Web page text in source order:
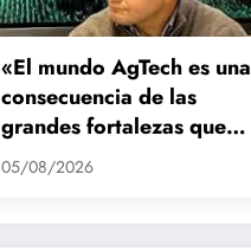
«El mundo AgTech es una
consecuencia de las
grandes fortalezas que
tenemos en la región»
05/08/2026